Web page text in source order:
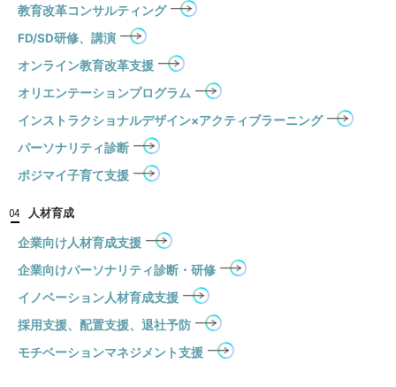
教育改革コンサルティング
FD/SD研修、講演
オンライン教育改革支援
オリエンテーションプログラム
インストラクショナルデザイン×アクティブラーニング
パーソナリティ診断
ポジマイ子育て支援
04 人材育成
企業向け人材育成支援
企業向けパーソナリティ診断・研修
イノベーション人材育成支援
採用支援、配置支援、退社予防
モチベーションマネジメント支援